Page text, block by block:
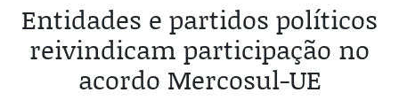
Entidades e partidos políticos
reivindicam participação no
acordo Mercosul-UE